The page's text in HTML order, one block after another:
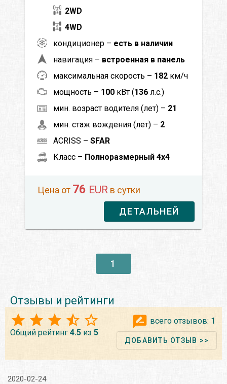
2WD
4WD
кондиционер – есть в наличии
навигация – встроенная в панель
максимальная скорость – 182 км/ч
мощность – 100 кВт (136 л.с.)
мин. возраст водителя (лет) – 21
мин. стаж вождения (лет) – 2
ACRISS – SFAR
Класс – Полноразмерный 4x4
Цена от 76 EUR в сутки
ДЕТАЛЬНЕЙ
1
Отзывы и рейтинги
Общий рейтинг 4.5 из 5
всего отзывов: 1
ДОБАВИТЬ ОТЗЫВ >>
2020-02-24